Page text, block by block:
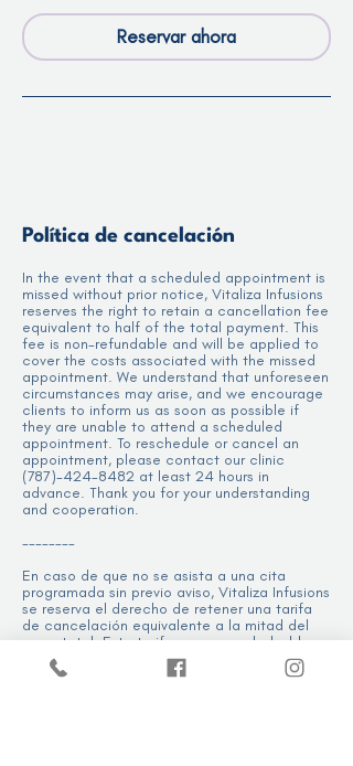
Reservar ahora
Política de cancelación
In the event that a scheduled appointment is
missed without prior notice, Vitaliza Infusions
reserves the right to retain a cancellation fee
equivalent to half of the total payment. This
fee is non-refundable and will be applied to
cover the costs associated with the missed
appointment. We understand that unforeseen
circumstances may arise, and we encourage
clients to inform us as soon as possible if
they are unable to attend a scheduled
appointment. To reschedule or cancel an
appointment, please contact our clinic
(787)-424-8482 at least 24 hours in
advance. Thank you for your understanding
and cooperation.
--------
En caso de que no se asista a una cita
programada sin previo aviso, Vitaliza Infusions
se reserva el derecho de retener una tarifa
de cancelación equivalente a la mitad del
pago total. Esta tarifa no es reembolsable y
se aplicará para cubrir los costos asociados
con la cita no asistida. Entendemos que